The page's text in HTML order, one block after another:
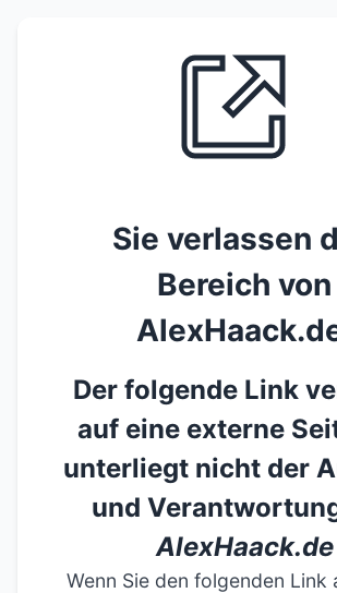
Sie verlassen
Bereich von
Der folgende Link
auf eine externe
unterliegt nicht der
und
AlexHaack.de
Wenn Sie den folgenden Link